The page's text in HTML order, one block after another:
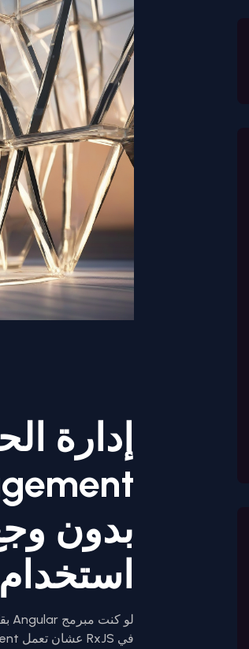
استخدام Angular Signals